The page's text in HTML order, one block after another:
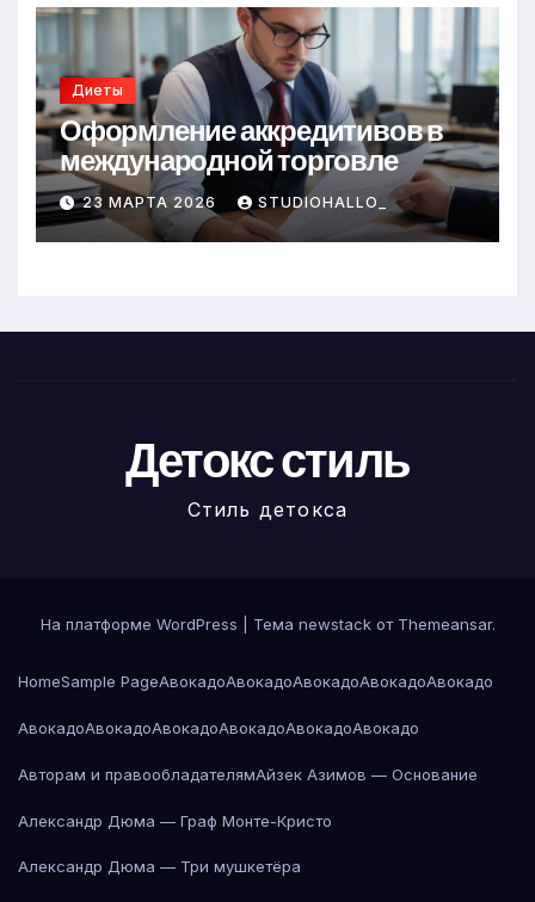
Диеты
Оформление аккредитивов в
международной торговле
23 МАРТА 2026 STUDIOHALLO_
Детокс стиль
Стиль детокса
На платформе WordPress Тема newstack от Themeansar.
HomeSample PageАвокадоАвокадоАвокадоАвокадоАвокадо
АвокадоАвокадоАвокадоАвокадоАвокадоАвокадо
Авторам и правообладателямАйзек Азимов — Основание
Александр Дюма — Граф Монте-Кристо
Александр Дюма — Три мушкетёра